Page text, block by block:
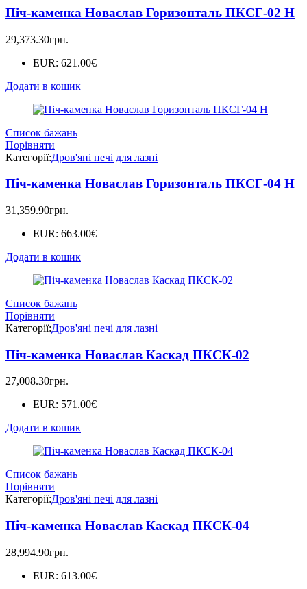
Піч-каменка Новаслав Горизонталь ПКСГ-02 Н
29,373.30грн.
EUR: 621.00€
Додати в кошик
Список бажань
Порівняти
Категорії:Дров'яні печі для лазні
Піч-каменка Новаслав Горизонталь ПКСГ-04 Н
31,359.90грн.
EUR: 663.00€
Додати в кошик
Список бажань
Порівняти
Категорії:Дров'яні печі для лазні
Піч-каменка Новаслав Каскад ПКСК-02
27,008.30грн.
EUR: 571.00€
Додати в кошик
Список бажань
Порівняти
Категорії:Дров'яні печі для лазні
Піч-каменка Новаслав Каскад ПКСК-04
28,994.90грн.
EUR: 613.00€